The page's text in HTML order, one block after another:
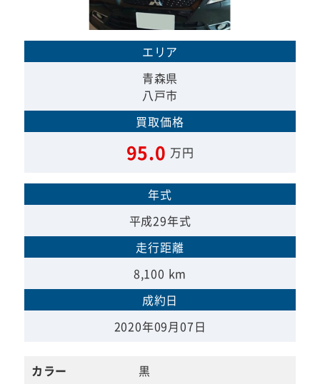
エリア
青森県
八戸市
買取価格
95.0 万円
年式
平成29年式
走行距離
8,100 km
成約日
2020年09月07日
カラー 黒